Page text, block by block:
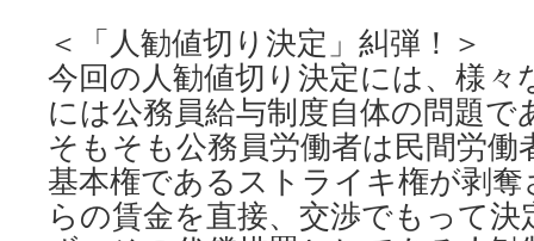
＜「人勧値切り決定」糾弾！＞
今回の人勧値切り決定には、様々
には公務員給与制度自体の問題で
そもそも公務員労働者は民間労
基本権であるストライキ権が剥
らの賃金を直接、交渉でもって